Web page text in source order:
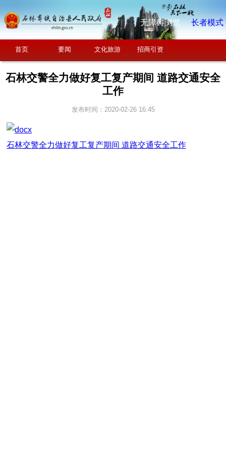
无障碍浏览 长者模式
首页 要闻 文化旅游 招商引资
石林交警全力做好复工复产期间 道路交通安全
工作
发布时间：2020-02-26 16:45
石林交警全力做好复工复产期间 道路交通安全工作